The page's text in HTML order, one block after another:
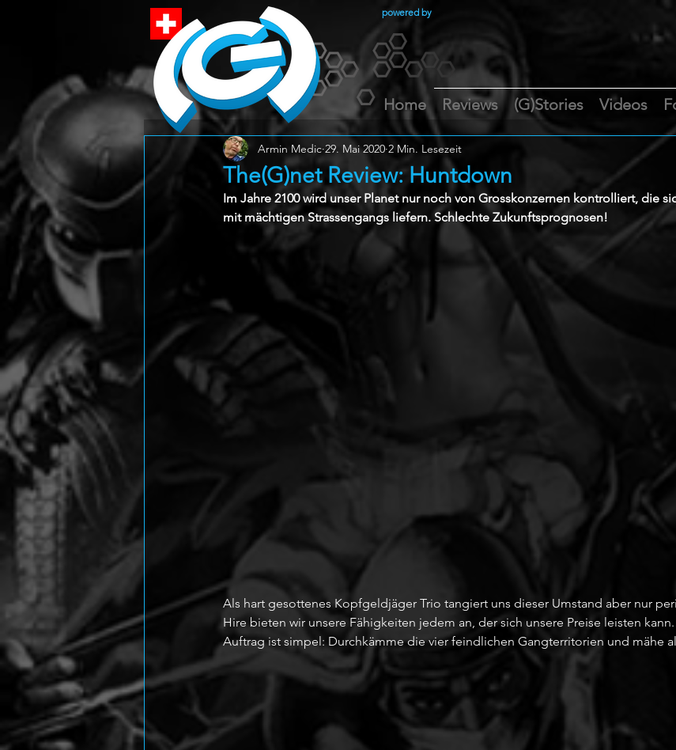
powered by
Home Reviews (G)Stories Videos
The(G)net Review: Huntdown
Armin Medic 29. Mai 2020 2 Min. Lesezeit
Im Jahre 2100 wird unser Planet nur noch von Grosskonzernen kontrolliert, die
mit mächtigen Strassengangs liefern. Schlechte Zukunftsprognosen!
Als hart gesottenes Kopfgeldjäger Trio tangiert uns dieser Umstand aber nur
Hire bieten wir unsere Fähigkeiten jedem an, der sich unsere Preise leisten
Auftrag ist simpel: Durchkämme die vier feindlichen Gangterritorien und mähe